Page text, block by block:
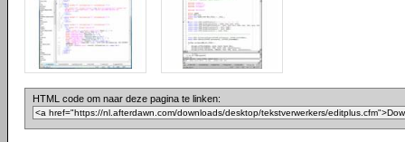
HTML code om naar deze pagina te linken: